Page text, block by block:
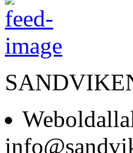
BAHCO
Nyomatékkalibráló 10
– 200Nm
KÉSZLET 3/8-1/4"